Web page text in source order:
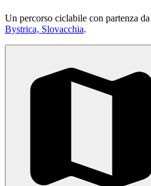
Un percorso ciclabile con partenza da
Bystrica, Slovacchia.